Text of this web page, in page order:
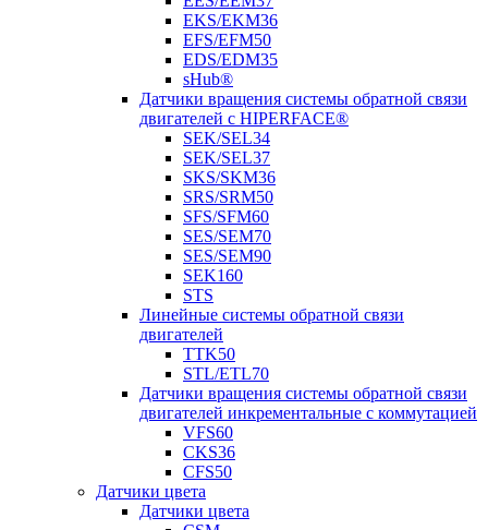
EKS/EKM36
EFS/EFM50
EDS/EDM35
sHub®
Датчики вращения системы обратной связи
двигателей с HIPERFACE®
SEK/SEL34
SEK/SEL37
SKS/SKM36
SRS/SRM50
SFS/SFM60
SES/SEM70
SES/SEM90
SEK160
STS
Линейные системы обратной связи
двигателей
TTK50
STL/ETL70
Датчики вращения системы обратной связи
двигателей инкрементальные с коммутацией
VFS60
CKS36
CFS50
Датчики цвета
Датчики цвета